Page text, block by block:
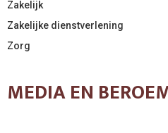
Zakelijk
Zakelijke dienstverlening
Zorg
MEDIA EN